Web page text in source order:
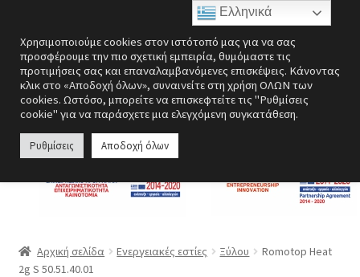
μετάβαση
στην
πλοήγηση
σε
περιεχόμενο
Ενεργειακές εστίες
υπό-
μενού
Ανεμιστήρες
Αρχική σελίδα Ενεργειακές εστίες Ξύλου
Romotop Heat
2g S 50.51.40.01
Χρησιμοποιούμε cookies στον ιστότοπό μας για να σας
προσφέρουμε την πιο σχετική εμπειρία, θυμόμαστε τις
προτιμήσεις σας και επαναλαμβανόμενες επισκέψεις. Κάνοντας
κλικ στο «Αποδοχή όλων», συναινείτε στη χρήση ΟΛΩΝ των
cookies. Ωστόσο, μπορείτε να επισκεφτείτε τις "Ρυθμίσεις
cookie" για να παράσχετε μια ελεγχόμενη συγκατάθεση.
Ρυθμίσεις Αποδοχή όλων
Ελληνικά